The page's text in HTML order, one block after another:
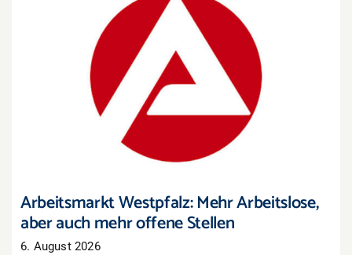
Arbeitsmarkt Westpfalz: Mehr Arbeitslose, aber
auch mehr offene Stellen
Arbeitsmarkt Westpfalz: Mehr Arbeitslose,
aber auch mehr offene Stellen
6. August 2026